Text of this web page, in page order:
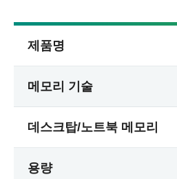
제품명
메모리 기술
데스크탑/노트북 메모리
용량